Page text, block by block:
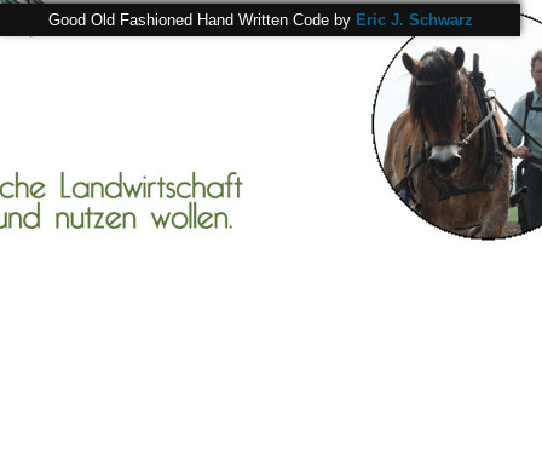
Good Old Fashioned Hand Written Code by Eric J. Schwarz